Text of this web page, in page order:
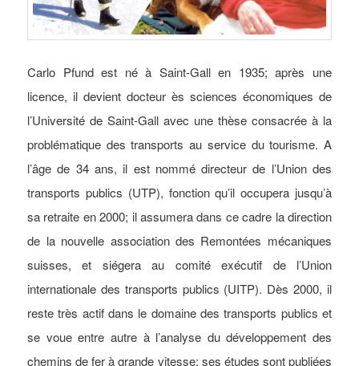
Carlo Pfund est né à Saint-Gall en 1935; après une
licence, il devient docteur ès sciences économiques de
l’Université de Saint-Gall avec une thèse consacrée à la
problématique des transports au service du tourisme. A
l’âge de 34 ans, il est nommé directeur de l’Union des
transports publics (UTP), fonction qu’il occupera jusqu’à
sa retraite en 2000; il assumera dans ce cadre la direction
de la nouvelle association des Remontées mécaniques
suisses, et siégera au comité exécutif de l’Union
internationale des transports publics (UITP). Dès 2000, il
reste très actif dans le domaine des transports publics et
se voue entre autre à l’analyse du développement des
chemins de fer à grande vitesse; ses études sont publiées